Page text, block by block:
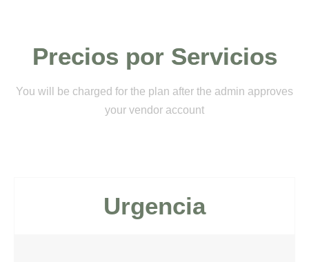
Precios por Servicios
You will be charged for the plan after the admin approves
your vendor account
Urgencia